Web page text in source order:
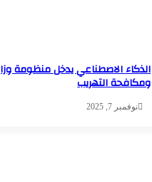
الذكاء الاصطناعي يدخل منظومة
ومكافحة التهريب
نوفمبر 7, 2025